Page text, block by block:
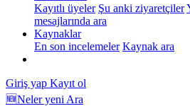
Kayıtlı üyeler Şu anki ziyaretçiler
mesajlarında ara
Kaynaklar
En son incelemeler Kaynak ara
Giriş yap Kayıt ol
🆕Neler yeni Ara